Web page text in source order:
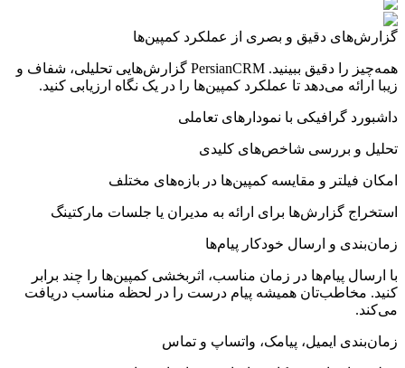
گزارش‌های دقیق و بصری از عملکرد کمپین‌ها
همه‌چیز را دقیق ببینید. PersianCRM گزارش‌هایی تحلیلی، شفاف و
زیبا ارائه می‌دهد تا عملکرد کمپین‌ها را در یک نگاه ارزیابی کنید.
داشبورد گرافیکی با نمودارهای تعاملی
تحلیل و بررسی شاخص‌های کلیدی
امکان فیلتر و مقایسه کمپین‌ها در بازه‌های مختلف
استخراج گزارش‌ها برای ارائه به مدیران یا جلسات مارکتینگ
زمان‌بندی و ارسال خودکار پیام‌ها
با ارسال پیام‌ها در زمان مناسب، اثربخشی کمپین‌ها را چند برابر
کنید. مخاطب‌تان همیشه پیام درست را در لحظه مناسب دریافت
می‌کند.
زمان‌بندی ایمیل، پیامک، واتساپ و تماس